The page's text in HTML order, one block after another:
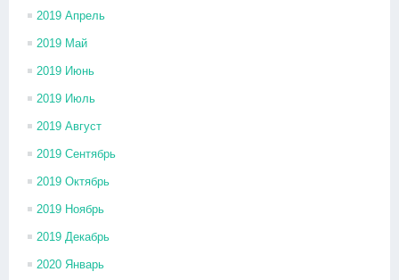
2019 Апрель
2019 Май
2019 Июнь
2019 Июль
2019 Август
2019 Сентябрь
2019 Октябрь
2019 Ноябрь
2019 Декабрь
2020 Январь